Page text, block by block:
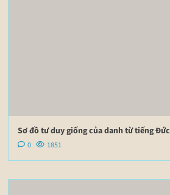
Sơ đồ tư duy giống của danh từ tiếng Đức
0 1851